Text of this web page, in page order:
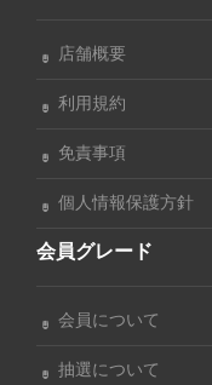
店舗概要
利用規約
免責事項
個人情報保護方針
会員グレード
会員について
抽選について